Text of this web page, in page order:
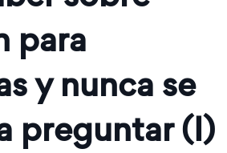
para
y nunca se
preguntar (I)